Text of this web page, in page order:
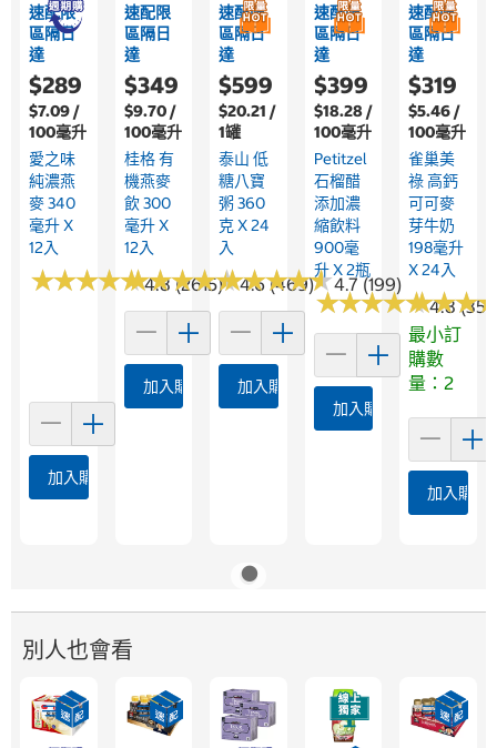
速配限
區隔日
達
$289
$7.09 /
100毫升
愛之味
純濃燕
麥 340
毫升 X
12入
★★★★★
★★★★★4.8 (2615)
加入購物車
速配限
區隔日
達
$349
$9.70 /
100毫升
桂格 有
機燕麥
飲 300
毫升 X
12入
★★★★★
★★★★★4.6 (469)
加入購物車
速配限
區隔日
達
$599
$20.21 /
1罐
泰山 低
糖八寶
粥 360
克 X 24
入
★★★★★
★★★★★4.7 (199)
加入購物車
速配限
區隔日
達
$399
$18.28 /
100毫升
Petitzel
石榴醋
添加濃
縮飲料
900毫
升 X 2瓶
★★★★★
★★★★★4.8
加入購物車
速配限
區隔日
達
$319
$5.46 /
100毫升
雀巢美
祿 高鈣
可可麥
芽牛奶
198毫升
X 24入
★★★
★★★
最小訂
購數
量：2
加入購物
別人也會看